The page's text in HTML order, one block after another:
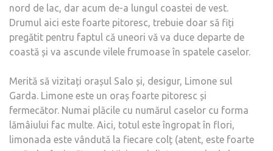
nord de lac, dar acum de-a lungul coastei de vest.
Drumul aici este foarte pitoresc, trebuie doar să fiți
pregătit pentru faptul că uneori vă va duce departe de
coastă și va ascunde vilele frumoase în spatele caselor.
Merită să vizitați orașul Salo și, desigur, Limone sul
Garda. Limone este un oraș foarte pitoresc și
fermecător. Numai plăcile cu numărul caselor cu forma
lămâiului fac multe. Aici, totul este îngropat în flori,
limonada este vândută la fiecare colț (atent, este foarte